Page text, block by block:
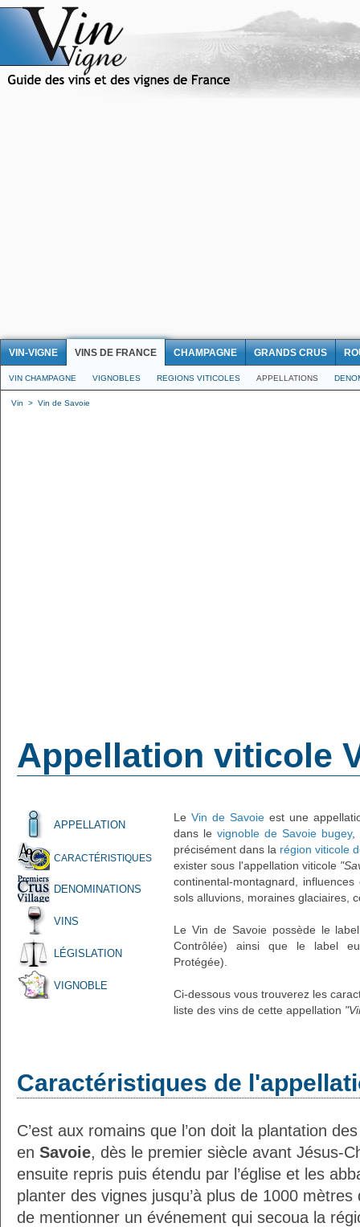
VIN-VIGNE VINS DE FRANCE CHAMPAGNE GRANDS CRUS
VIN CHAMPAGNE VIGNOBLES REGIONS VITICOLES APPELLATIONS
Vin > Vin de Savoie
Appellation viticole
APPELLATION
CARACTÉRISTIQUES
DENOMINATIONS
VINS
LÉGISLATION
VIGNOBLE
Le Vin de Savoieest une
dans le vignoble de Savoie bugey,
précisément dans la région viticole
exister sous l'appellation viticole
continental-montagnard,
sols alluvions, moraines glaciaires,
Le Vin de Savoie possède le
Contrôlée) ainsi que le label
Protégée).
Ci-dessous vous trouverez les
liste des vins de cette appellation
Caractéristiques de
C’est aux romains que l’on doit la plantation
en Savoie, dès le premier siècle avant Jésus-
ensuite repris puis étendu par l’église et les
planter des vignes jusqu’à plus de 1000 mètres
de mentionner un événement qui secoua la